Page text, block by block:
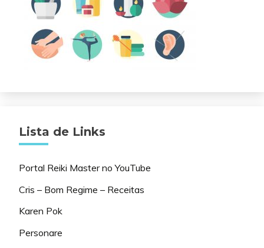
Lista de Links
Portal Reiki Master no YouTube
Cris – Bom Regime – Receitas
Karen Pok
Personare